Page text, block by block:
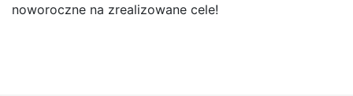
noworoczne na zrealizowane cele!